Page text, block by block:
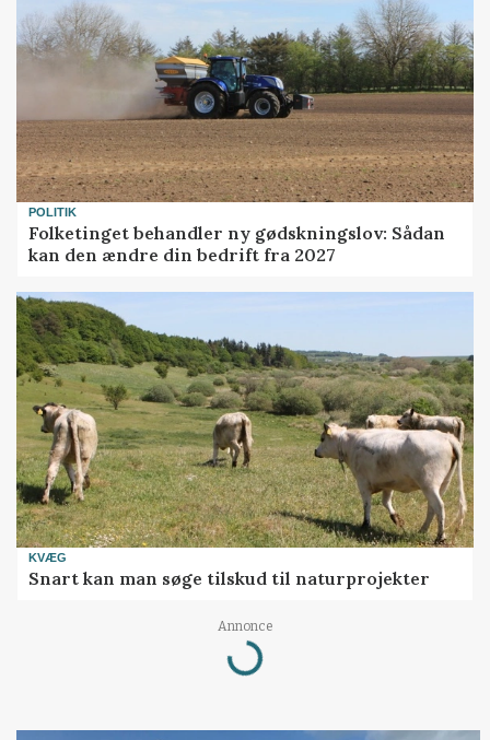
POLITIK
Folketinget behandler ny gødskningslov: Sådan
kan den ændre din bedrift fra 2027
KVÆG
Snart kan man søge tilskud til naturprojekter
Annonce
Loading...